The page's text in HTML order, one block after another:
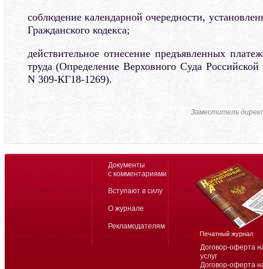
соблюдение календарной очередности,
Гражданского кодекса;
действительное отнесение предъявленных
труда (Определение Верховного Суда
N 309-КГ18-1269).
Заместитель
Договор-оферта
услуг
Договор-оферта
Документы
с комментариями
Вступают в силу
О журнале
Рекламодателям
Печатный журнал